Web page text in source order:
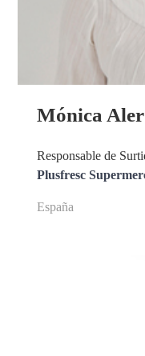
Mónica Aler
Responsable de
Plusfresc
España